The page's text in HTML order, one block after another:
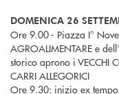
DOMENICA 26
Ore 9.00 - Piazza I°
AGROALIMENTARE e
storico aprono i VECCHI
CARRI ALLEGORICI
Ore 9.30: inizio ex